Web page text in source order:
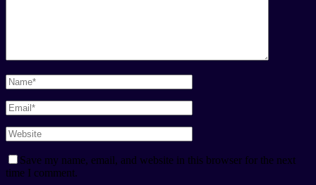
Save my name, email, and website in this browser for the next
time I comment.